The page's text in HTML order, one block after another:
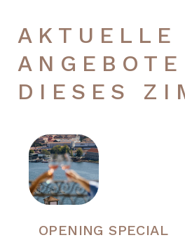
AKTUELLE
DIESES
OPENING SPECIAL